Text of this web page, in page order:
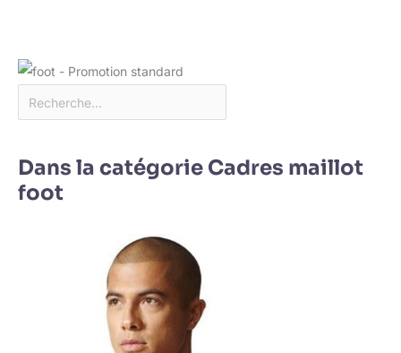
Dans la catégorie Cadres maillot
foot